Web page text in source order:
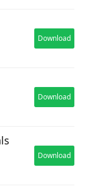
Download
Download
Download